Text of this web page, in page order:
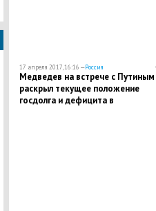
17 апреля 2017, 16:16 —Россия
Медведев на встрече с Путиным
раскрыл текущее положение
госдолга и дефицита в